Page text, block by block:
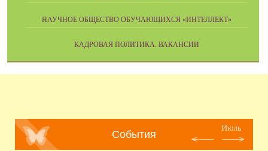
НАУЧНОЕ ОБЩЕСТВО ОБУЧАЮЩИХСЯ «ИНТЕЛЛЕКТ»
КАДРОВАЯ ПОЛИТИКА. ВАКАНСИИ
События
Июль